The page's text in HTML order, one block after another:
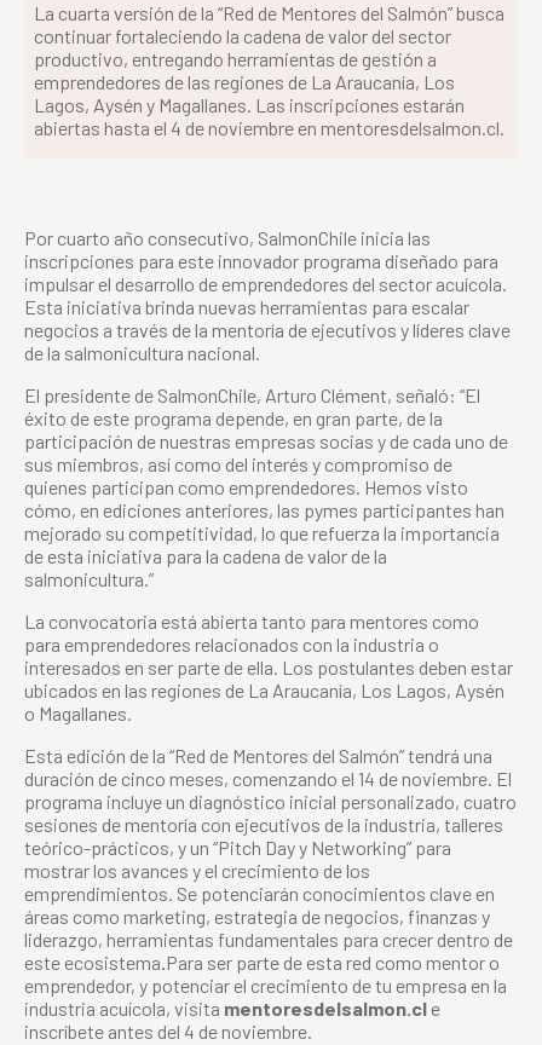
La cuarta versión de la “Red de Mentores del Salmón” busca
continuar fortaleciendo la cadena de valor del sector
productivo, entregando herramientas de gestión a
emprendedores de las regiones de La Araucanía, Los
Lagos, Aysén y Magallanes. Las inscripciones estarán
abiertas hasta el 4 de noviembre en mentoresdelsalmon.cl.
Por cuarto año consecutivo, SalmonChile inicia las
inscripciones para este innovador programa diseñado para
impulsar el desarrollo de emprendedores del sector acuícola.
Esta iniciativa brinda nuevas herramientas para escalar
negocios a través de la mentoría de ejecutivos y líderes clave
de la salmonicultura nacional.
El presidente de SalmonChile, Arturo Clément, señaló: “El
éxito de este programa depende, en gran parte, de la
participación de nuestras empresas socias y de cada uno de
sus miembros, así como del interés y compromiso de
quienes participan como emprendedores. Hemos visto
cómo, en ediciones anteriores, las pymes participantes han
mejorado su competitividad, lo que refuerza la importancia
de esta iniciativa para la cadena de valor de la
salmonicultura.”
La convocatoria está abierta tanto para mentores como
para emprendedores relacionados con la industria o
interesados en ser parte de ella. Los postulantes deben estar
ubicados en las regiones de La Araucanía, Los Lagos, Aysén
o Magallanes.
Esta edición de la “Red de Mentores del Salmón” tendrá una
duración de cinco meses, comenzando el 14 de noviembre. El
programa incluye un diagnóstico inicial personalizado, cuatro
sesiones de mentoría con ejecutivos de la industria, talleres
teórico-prácticos, y un “Pitch Day y Networking” para
mostrar los avances y el crecimiento de los
emprendimientos. Se potenciarán conocimientos clave en
áreas como marketing, estrategia de negocios, finanzas y
liderazgo, herramientas fundamentales para crecer dentro de
este ecosistema.Para ser parte de esta red como mentor o
emprendedor, y potenciar el crecimiento de tu empresa en la
industria acuícola, visita mentoresdelsalmon.cl e
inscríbete antes del 4 de noviembre.